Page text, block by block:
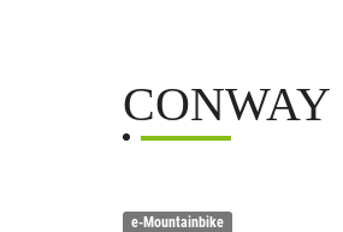
CONWAY
e-Mountainbike